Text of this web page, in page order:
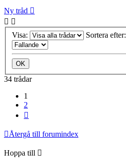
Ny tråd
Visa: Sortera efter:
34 trådar
1
2
Återgå till forumindex
Hoppa till